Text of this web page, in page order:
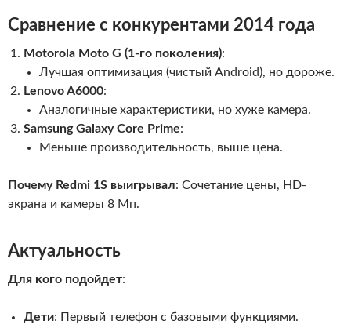
Сравнение с конкурентами 2014 года
Motorola Moto G (1-го поколения):
Лучшая оптимизация (чистый Android), но дороже.
Lenovo A6000:
Аналогичные характеристики, но хуже камера.
Samsung Galaxy Core Prime:
Меньше производительность, выше цена.
Почему Redmi 1S выигрывал: Сочетание цены, HD-
экрана и камеры 8 Мп.
Актуальность
Для кого подойдет:
Дети: Первый телефон с базовыми функциями.